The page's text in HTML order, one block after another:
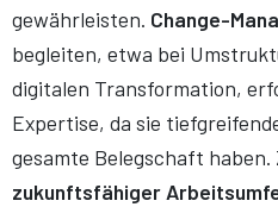
gewährleisten. Change-
begleiten, etwa bei
digitalen Transformation,
Expertise, da sie
gesamte Belegschaft haben.
zukunftsfähiger